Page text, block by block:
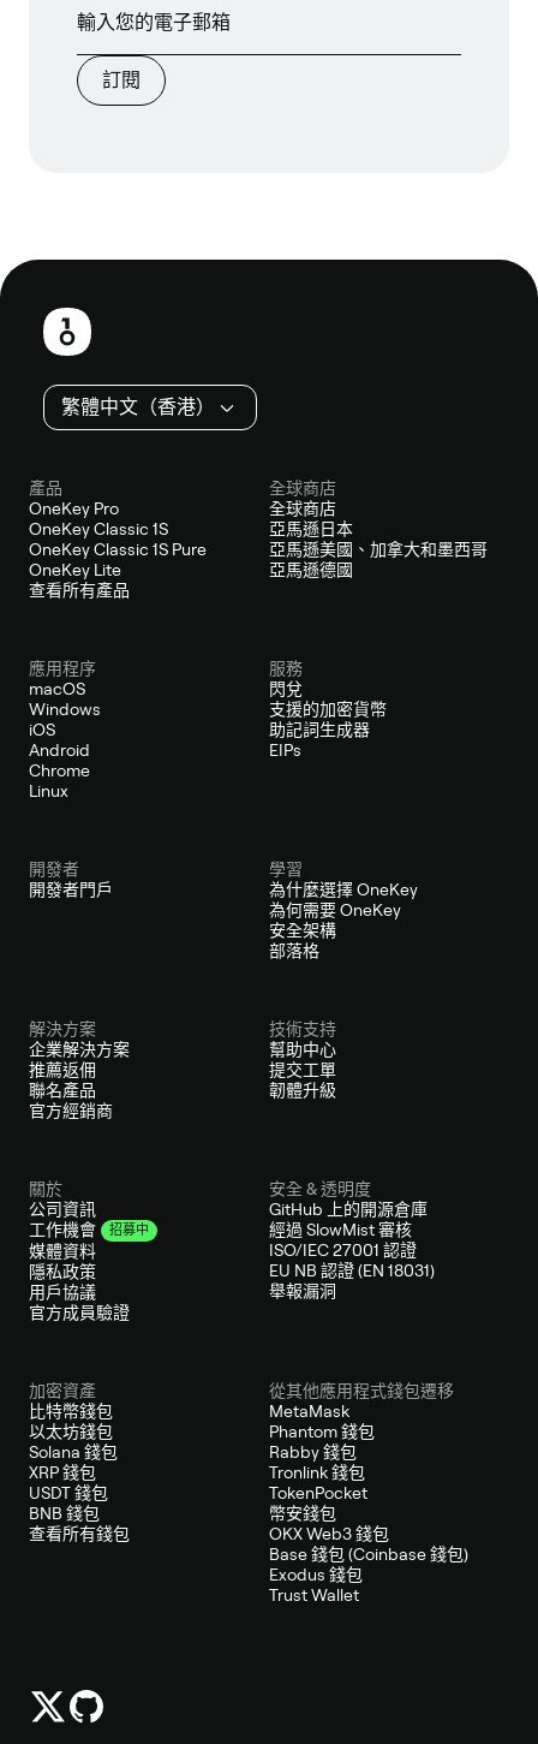
訂閱
頁
繁體中文（香港）
產品
OneKey Pro
OneKey Classic 1S
OneKey Classic 1S Pure
OneKey Lite
查看所有產品
全球商店
全球商店
亞馬遜日本
亞馬遜美國、加拿大和墨西哥
亞馬遜德國
應用程序
macOS
Windows
iOS
Android
Chrome
Linux
服務
閃兌
支援的加密貨幣
助記詞生成器
EIPs
開發者
開發者門戶
學習
為什麼選擇 OneKey
為何需要 OneKey
安全架構
部落格
解決方案
企業解決方案
推薦返佣
聯名產品
官方經銷商
技術支持
幫助中心
提交工單
韌體升級
關於
公司資訊
工作機會
招募中
媒體資料
隱私政策
用戶協議
官方成員驗證
安全 & 透明度
GitHub 上的開源倉庫
經過 SlowMist 審核
ISO/IEC 27001 認證
EU NB 認證 (EN 18031)
舉報漏洞
加密資產
比特幣錢包
以太坊錢包
Solana 錢包
XRP 錢包
USDT 錢包
BNB 錢包
查看所有錢包
從其他應用程式錢包遷移
MetaMask
Phantom 錢包
Rabby 錢包
Tronlink 錢包
TokenPocket
幣安錢包
OKX Web3 錢包
Base 錢包 (Coinbase 錢包)
Exodus 錢包
Trust Wallet